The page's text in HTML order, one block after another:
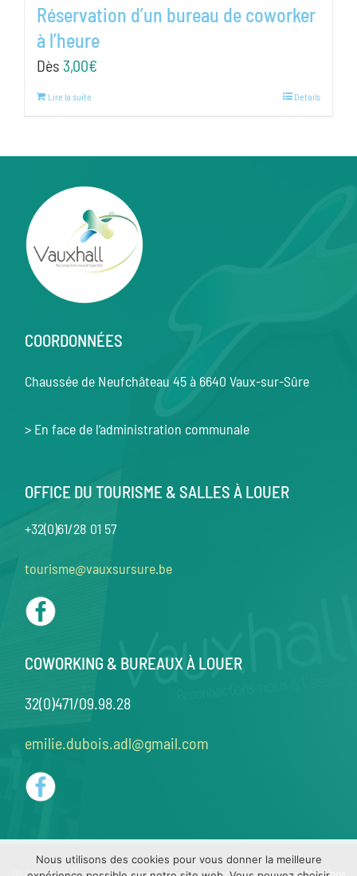
Réservation d’un bureau de coworker
à l’heure
Dès 3,00€
Lire la suite Details
COORDONNÉES
Chaussée de Neufchâteau 45 à 6640 Vaux-sur-Sûre
> En face de l’administration communale
OFFICE DU TOURISME & SALLES À LOUER
+32(0)61/28 01 57
tourisme@vauxsursure.be
COWORKING & BUREAUX À LOUER
32(0)471/09.98.28
emilie.dubois.adl@gmail.com
Nous utilisons des cookies pour vous donner la meilleure